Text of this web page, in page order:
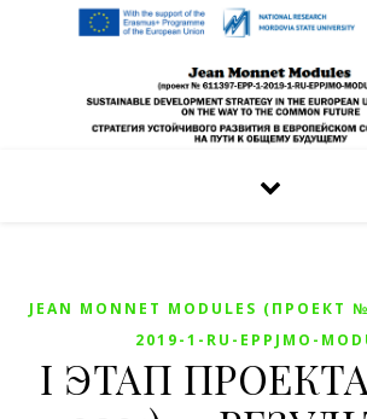
JEAN MONNET MODULES (ПРОЕКТ
2019-1-RU-EPPJMO-
I ЭТАП